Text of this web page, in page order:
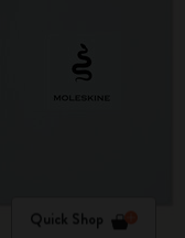
Quick Shop